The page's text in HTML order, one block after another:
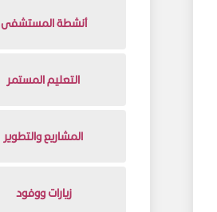
أنشطة المستشفى
التعليم المستمر
المشاريع والتطوير
زيارات ووفود